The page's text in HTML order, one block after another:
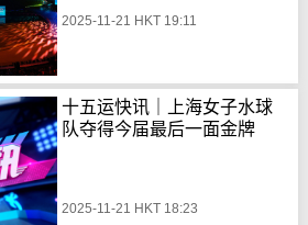
2025-11-21 HKT 19:11
十五运快讯｜上海女子水球
队夺得今届最后一面金牌
2025-11-21 HKT 18:23